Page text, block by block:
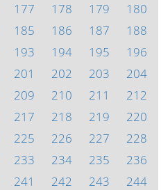
177 178 179
180
185 186 187
188
193 194 195
196
201 202 203
204
209 210 211
212
217 218 219
220
225 226 227
228
233 234 235
236
241 242 243
244